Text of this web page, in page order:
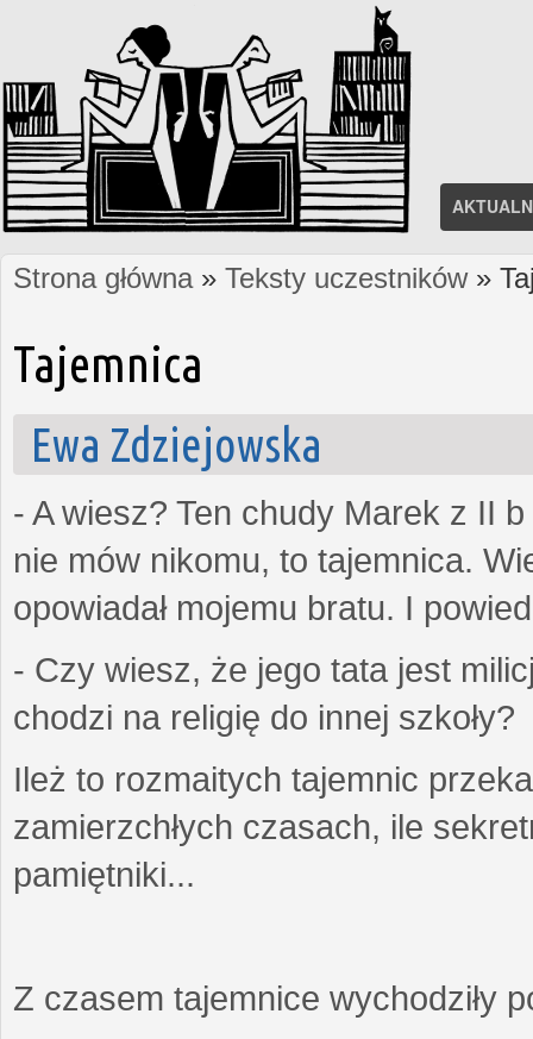
Jesteś tutaj
Strona główna» Teksty uczestników»
Tajemnica
Ewa Zdziejowska
- A wiesz? Ten chudy Marek z II
nie mów nikomu, to tajemnica.
opowiadał mojemu bratu. I
- Czy wiesz, że jego tata jest
chodzi na religię do innej szkoły?
Ileż to rozmaitych tajemnic
zamierzchłych czasach, ile
pamiętniki...
Z czasem tajemnice wychodziły